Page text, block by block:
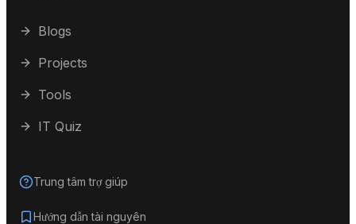
Blogs
Projects
Tools
IT Quiz
Trung tâm trợ giúp
Hướng dẫn tài nguyên